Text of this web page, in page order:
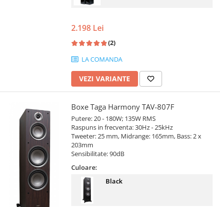
2.198 Lei
(2)
LA COMANDA
VEZI VARIANTE
Boxe Taga Harmony TAV-807F
Putere: 20 - 180W; 135W RMS
Raspuns in frecventa: 30Hz - 25kHz
Tweeter: 25 mm, Midrange: 165mm, Bass: 2 x
203mm
Sensibilitate: 90dB
Culoare:
Black